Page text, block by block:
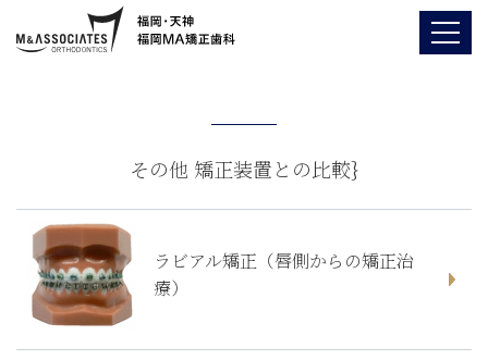
その他 矯正装置との比較}
ラビアル矯正（唇側からの矯正治
療）